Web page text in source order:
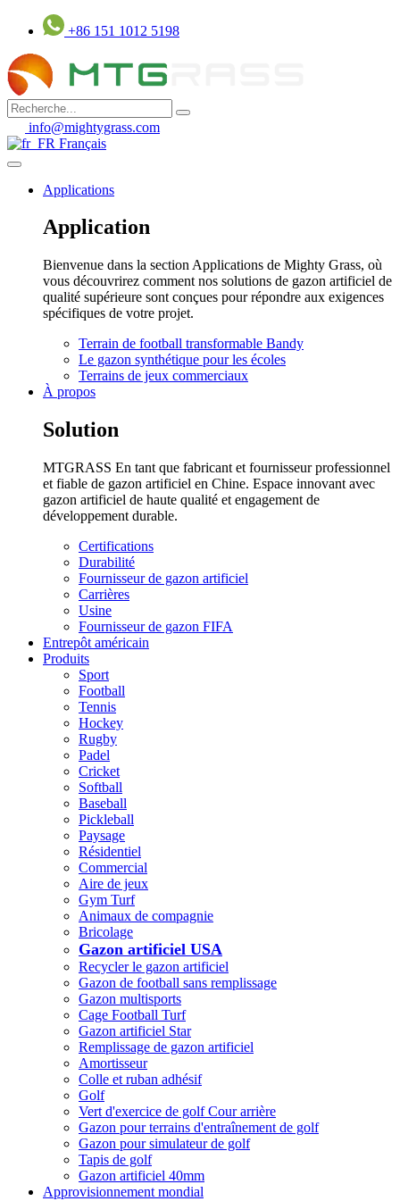
contenu
+86 151 1012 5198
info@mightygrass.com
Français
Applications
Application
Bienvenue dans la section Applications de Mighty Grass, où
vous découvrirez comment nos solutions de gazon artificiel de
qualité supérieure sont conçues pour répondre aux exigences
spécifiques de votre projet.
Terrain de football transformable Bandy
Le gazon synthétique pour les écoles
Terrains de jeux commerciaux
À propos
Solution
MTGRASS En tant que fabricant et fournisseur professionnel
et fiable de gazon artificiel en Chine. Espace innovant avec
gazon artificiel de haute qualité et engagement de
développement durable.
Certifications
Durabilité
Fournisseur de gazon artificiel
Carrières
Usine
Fournisseur de gazon FIFA
Entrepôt américain
Produits
Sport
Football
Tennis
Hockey
Rugby
Padel
Cricket
Softball
Baseball
Pickleball
Paysage
Résidentiel
Commercial
Aire de jeux
Gym Turf
Animaux de compagnie
Bricolage
Gazon artificiel USA
Recycler le gazon artificiel
Gazon de football sans remplissage
Gazon multisports
Cage Football Turf
Gazon artificiel Star
Remplissage de gazon artificiel
Amortisseur
Colle et ruban adhésif
Golf
Vert d'exercice de golf Cour arrière
Gazon pour terrains d'entraînement de golf
Gazon pour simulateur de golf
Tapis de golf
Gazon artificiel 40mm
Approvisionnement mondial